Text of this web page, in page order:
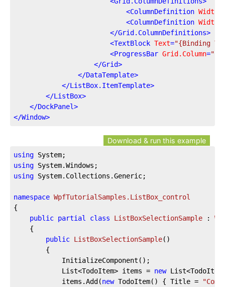
<ColumnDefinition Width
<ColumnDefinition Width
</Grid.ColumnDefinitions>
<TextBlock Text="{Binding
<ProgressBar Grid.Column="1"
</Grid>
</DataTemplate>
</ListBox.ItemTemplate>
</ListBox>
</DockPanel>
</Window>
Download & run this example
using
using
using System.Collections.Generic;
namespace WpfTutorialSamples.ListBox_control
{
public partial class ListBoxSelectionSample :
public ListBoxSelectionSample( )
			List<TodoItem> items =
new
			items.Add(
new TodoItem() { Title =